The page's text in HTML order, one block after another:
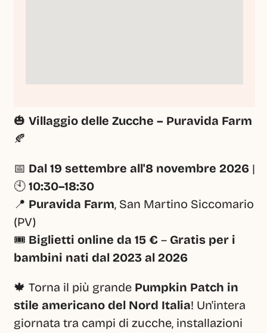
🎃 Villaggio delle Zucche – Puravida Farm
🍂
📅 Dal 19 settembre all'8 novembre 2026 |
🕙 10:30–18:30
📍 Puravida Farm, San Martino Siccomario
(PV)
🎟️ Biglietti online da 15 € – Gratis per i
bambini nati dal 2023 al 2026
🍁 Torna il più grande Pumpkin Patch in
stile americano del Nord Italia! Un'intera
giornata tra campi di zucche, installazioni